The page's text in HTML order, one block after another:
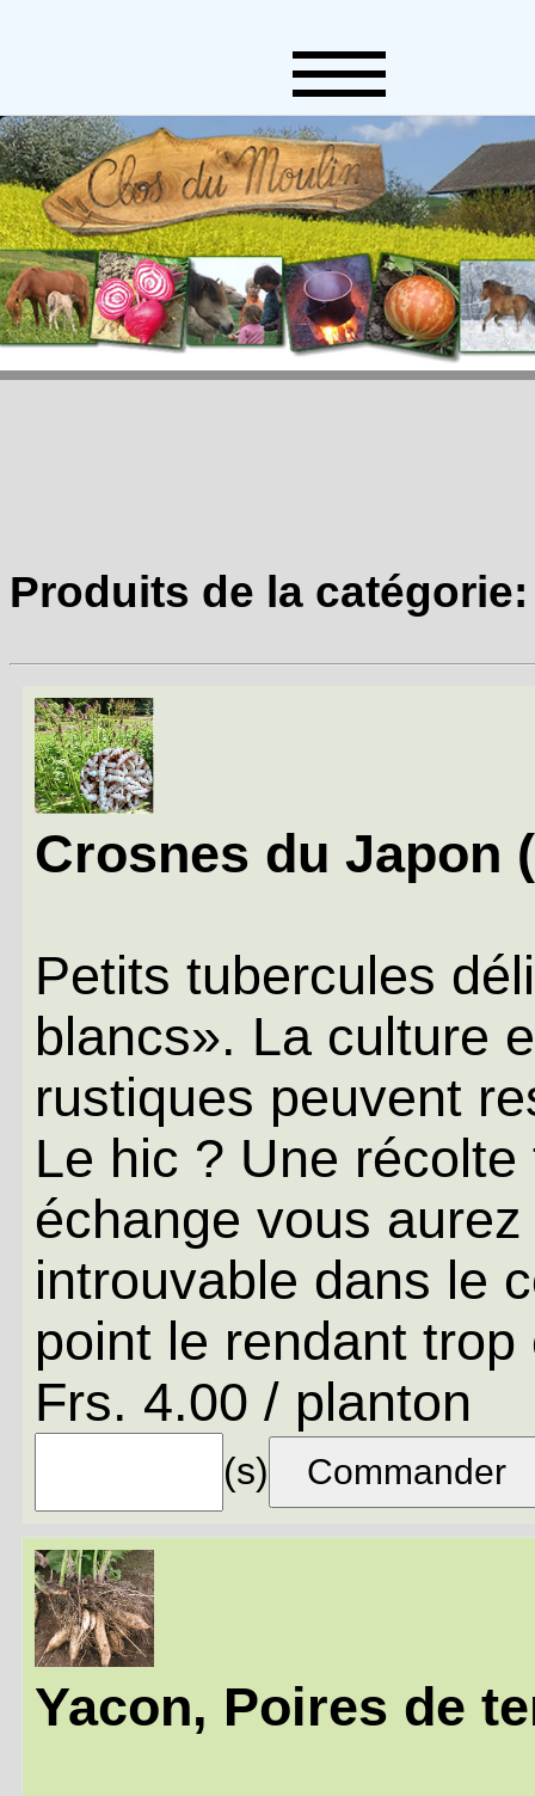
Produits de la
Crosnes du Japon
Petits tubercules
blancs». La culture
rustiques peuvent
Le hic ? Une
échange vous
introuvable dans le
point le rendant trop
Frs. 4.00 / planton
(s)
Yacon, Poires de